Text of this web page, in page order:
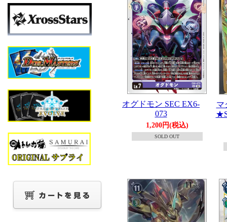
オグドモン SEC EX6-
073
1,200円(税込)
SOLD OUT
マ